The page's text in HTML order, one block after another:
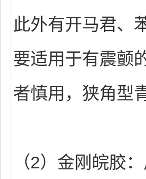
此外有开马君、
要适用于有震颤
者慎用，狭角型
（2）金刚皖胶